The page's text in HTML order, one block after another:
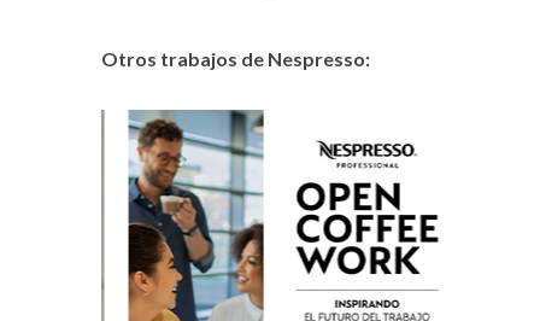
Otros trabajos de Nespresso: